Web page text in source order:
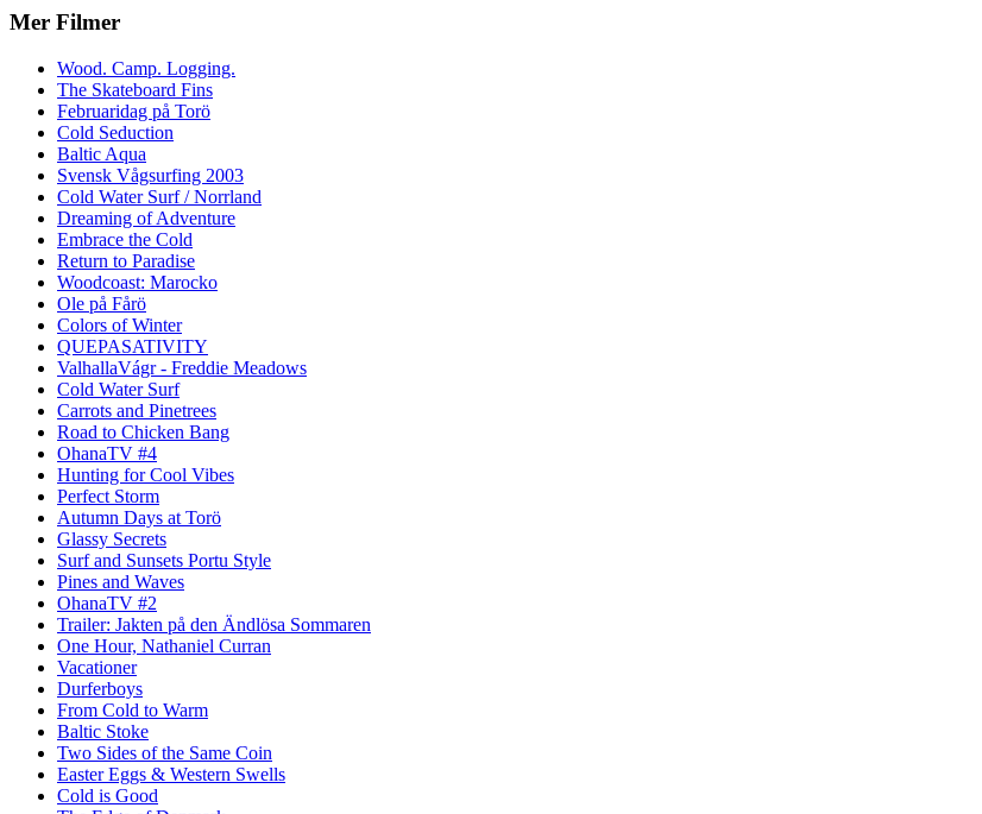
Mer Filmer
Wood. Camp. Logging.
The Skateboard Fins
Februaridag på Torö
Cold Seduction
Baltic Aqua
Svensk Vågsurfing 2003
Cold Water Surf / Norrland
Dreaming of Adventure
Embrace the Cold
Return to Paradise
Woodcoast: Marocko
Ole på Fårö
Colors of Winter
QUEPASATIVITY
ValhallaVágr - Freddie Meadows
Cold Water Surf
Carrots and Pinetrees
Road to Chicken Bang
OhanaTV #4
Hunting for Cool Vibes
Perfect Storm
Autumn Days at Torö
Glassy Secrets
Surf and Sunsets Portu Style
Pines and Waves
OhanaTV #2
Trailer: Jakten på den Ändlösa Sommaren
One Hour, Nathaniel Curran
Vacationer
Durferboys
From Cold to Warm
Baltic Stoke
Two Sides of the Same Coin
Easter Eggs & Western Swells
Cold is Good